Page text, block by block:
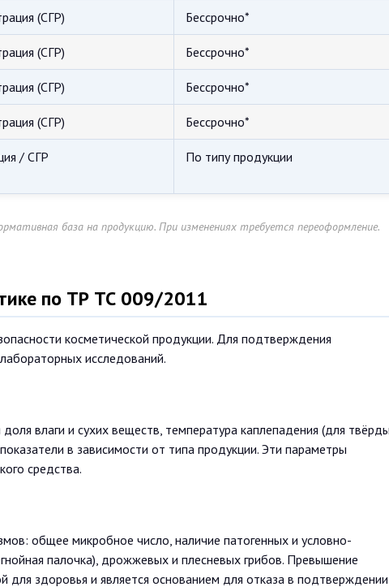
(СГР) Бессрочно*
(СГР) Бессрочно*
(СГР) Бессрочно*
(СГР) Бессрочно*
/ СГР По типу продукции
база на продукцию. При изменениях требуется переоформление.
по ТР ТС 009/2011
косметической продукции. Для подтверждения
исследований.
влаги и сухих веществ, температура каплепадения (для
в зависимости от типа продукции. Эти параметры
средства.
общее микробное число, наличие патогенных и условно-
палочка), дрожжевых и плесневых грибов. Превышение
здоровья и является основанием для отказа в подтверждении